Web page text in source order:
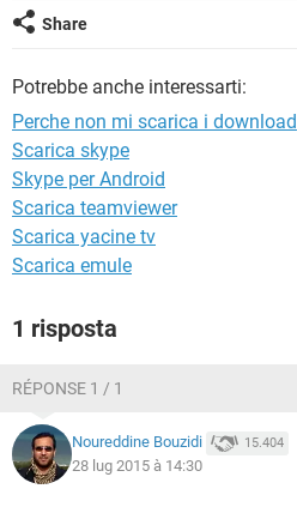
HARDWARE
TIKTOK
Share
Potrebbe anche interessarti:
Perche non mi scarica i download
Scarica skype
Skype per Android
Scarica teamviewer
Scarica yacine tv
Scarica emule
1 risposta
RÉPONSE 1 / 1
Noureddine Bouzidi 15.404
28 lug 2015 à 14:30